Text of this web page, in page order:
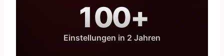
100+
Einstellungen in 2 Jahren